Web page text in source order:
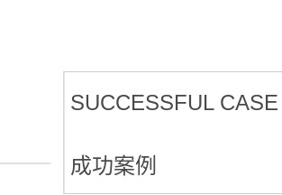
SUCCESSFUL CASE
成功案例